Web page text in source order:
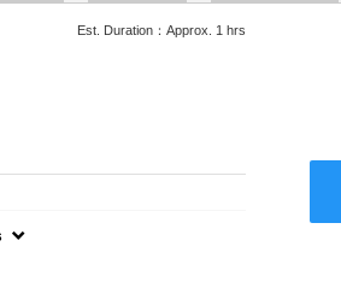
Est. Duration：Approx. 1 hrs